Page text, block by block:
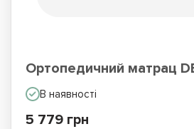
Ортопедичний матрац
В наявності
5 779 грн